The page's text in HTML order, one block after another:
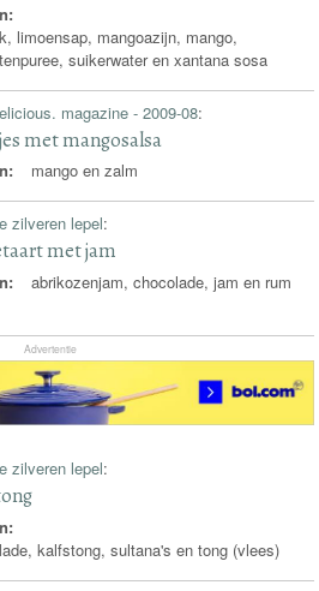
limoensap, mangoazijn, mango,
suikerwater en xantana sosa
magazine - 2009-08:
met mangosalsa
mango en zalm
zilveren lepel:
met jam
abrikozenjam, chocolade, jam en rum
Advertentie
zilveren lepel:
kalfstong, sultana's en tong (vlees)